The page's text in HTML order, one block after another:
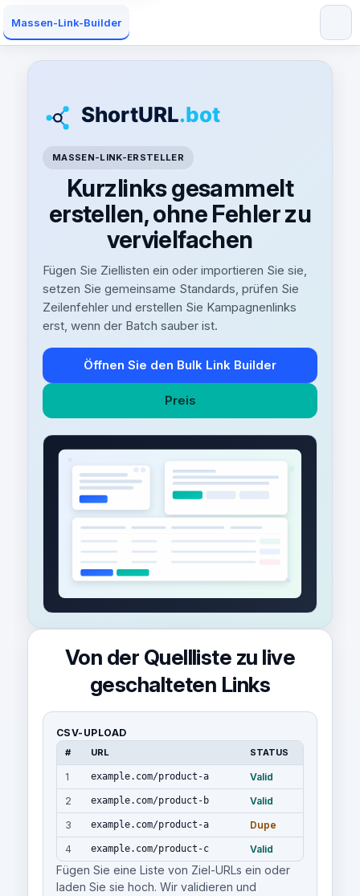
Massen-Link-Builder
MASSEN-LINK-ERSTELLER
Kurzlinks gesammelt
erstellen, ohne Fehler zu
vervielfachen
Fügen Sie Ziellisten ein oder importieren Sie sie,
setzen Sie gemeinsame Standards, prüfen Sie
Zeilenfehler und erstellen Sie Kampagnenlinks
erst, wenn der Batch sauber ist.
Öffnen Sie den Bulk Link Builder
Preis
Von der Quellliste zu live
geschalteten Links
CSV-UPLOAD
# URL STATUS
1 example.com/product-a
Valid
2
example.com/product-b
Valid
3
example.com/product-a
Dupe
4
example.com/product-c Valid
Fügen Sie eine Liste von Ziel-URLs ein oder
laden Sie sie hoch. Wir validieren und